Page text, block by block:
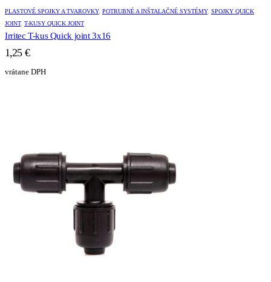
PLASTOVÉ SPOJKY A TVAROVKY, POTRUBNÉ A INŠTALAČNÉ SYSTÉMY, SPOJKY QUICK
JOINT, T-KUSY QUICK JOINT
Irritec T-kus Quick joint 3x16
1,25 €
vrátane DPH